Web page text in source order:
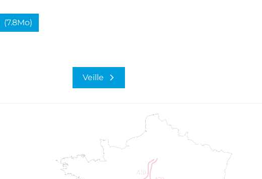
(7.8Mo)
Veille